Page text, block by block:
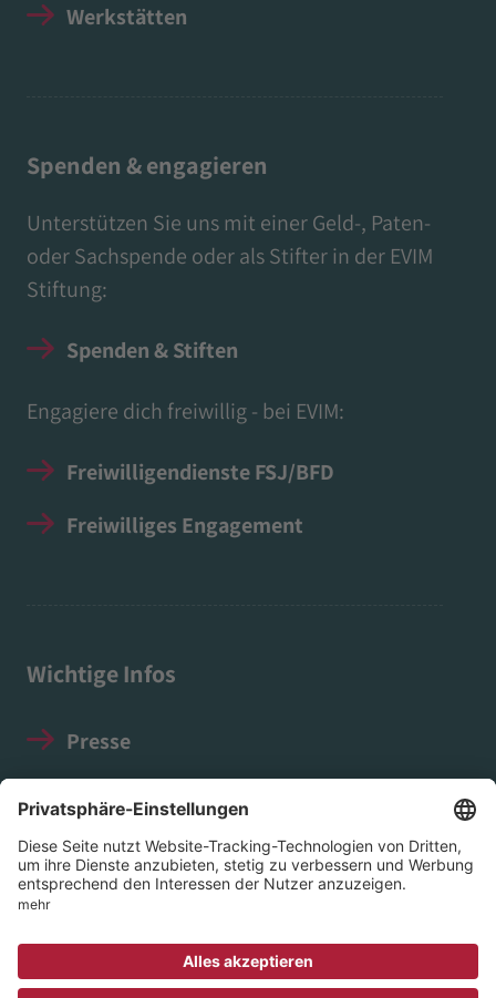
Werkstätten
Spenden & engagieren
Unterstützen Sie uns mit einer Geld-, Paten-
oder Sachspende oder als Stifter in der EVIM
Stiftung:
Spenden & Stiften
Engagiere dich freiwillig - bei EVIM:
Freiwilligendienste FSJ/BFD
Freiwilliges Engagement
Wichtige Infos
Presse
Datenschutz
Social Media Guidelines
© 2026 EVIM - Evangelischer Verein für Innere